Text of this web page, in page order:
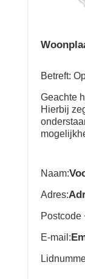
Betreft:
Geachte
Hierbij
Naam:
Adres:
Postcode
E-mail: